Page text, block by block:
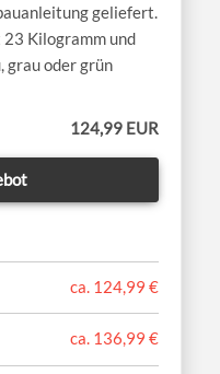
geliefert.
Kilogramm und
grau oder grün
124,99 EUR
ca. 124,99 €
ca. 136,99 €